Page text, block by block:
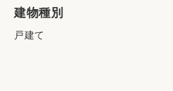
建物種別
戸建て